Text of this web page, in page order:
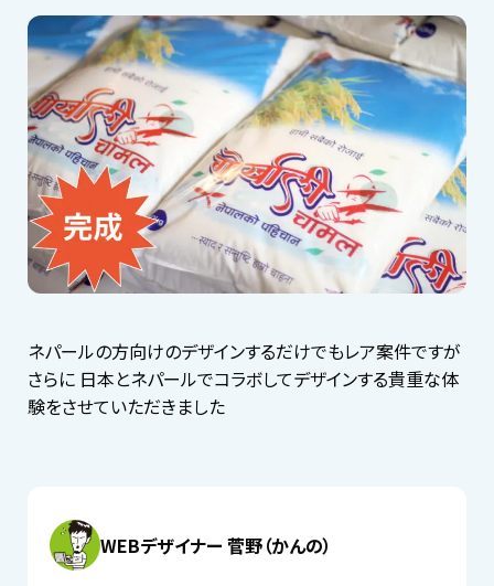
ネパールの方向けのデザインするだけでもレア案件ですが
さらに 日本とネパールでコラボしてデザインする貴重な体
験をさせていただきました
WEBデザイナー 菅野（かんの）